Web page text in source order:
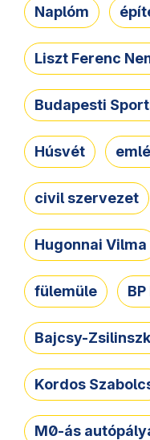
Naplóm
Liszt Ferenc
Budapesti
Húsvét
civil szervezet
Hugonnai Vilma
fülemüle
Bajcsy-
Kordos
M0-ás